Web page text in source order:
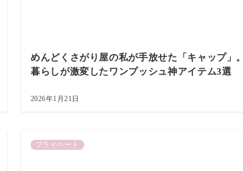
めんどくさがり屋の私が手放せた「キャップ」
暮らしが激変したワンプッシュ神アイテム3選
2026年1月21日
プライベート